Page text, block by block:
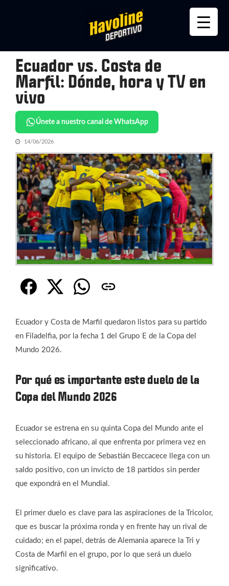
Ecuador vs. Costa de
Marfil: Dónde, hora y TV en
vivo
Únete a nuestro canal de WhatsApp
14/06/2026
Ecuador y Costa de Marfil quedaron listos para su partido
en Filadelfia, por la fecha 1 del Grupo E de la Copa del
Mundo 2026.
Por qué es importante este duelo de la
Copa del Mundo 2026
Ecuador se estrena en su quinta Copa del Mundo ante el
seleccionado africano, al que enfrenta por primera vez en
su historia. El equipo de Sebastián Beccacece llega con un
saldo positivo, con un invicto de 18 partidos sin perder
que expondrá en el Mundial.
El primer duelo es clave para las aspiraciones de la Tricolor,
que es buscar la próxima ronda y en frente hay un rival de
cuidado; en el papel, detrás de Alemania aparece la Tri y
Costa de Marfil en el grupo, por lo que será un duelo
significativo.